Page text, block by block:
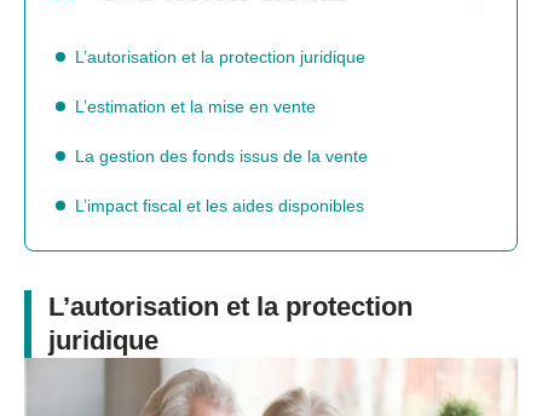
L’autorisation et la protection juridique
L’estimation et la mise en vente
La gestion des fonds issus de la vente
L’impact fiscal et les aides disponibles
L’autorisation et la protection
juridique